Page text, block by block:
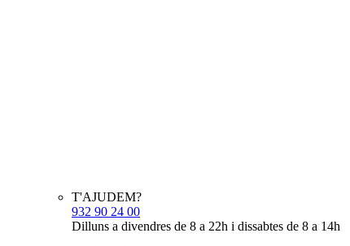
T'AJUDEM?
932 90 24 00
Dilluns a divendres de 8 a 22h i dissabtes de 8 a 14h